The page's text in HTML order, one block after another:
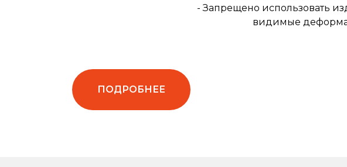
- Запрещено использовать
видимые
ПОДРОБНЕЕ